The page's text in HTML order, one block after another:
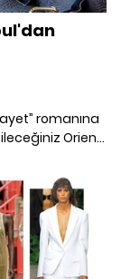
romanına
Orient